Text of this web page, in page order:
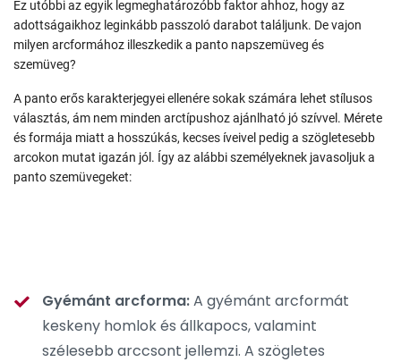
Ez utóbbi az egyik legmeghatározóbb faktor ahhoz, hogy az
adottságaikhoz leginkább passzoló darabot találjunk. De vajon
milyen arcformához illeszkedik a panto napszemüveg és
szemüveg?
A panto erős karakterjegyei ellenére sokak számára lehet stílusos
választás, ám nem minden arctípushoz ajánlható jó szívvel. Mérete
és formája miatt a hosszúkás, kecses íveivel pedig a szögletesebb
arcokon mutat igazán jól. Így az alábbi személyeknek javasoljuk a
panto szemüvegeket:
Gyémánt arcforma:A gyémánt arcformát
keskeny homlok és állkapocs, valamint
szélesebb arccsont jellemzi. A szögletes